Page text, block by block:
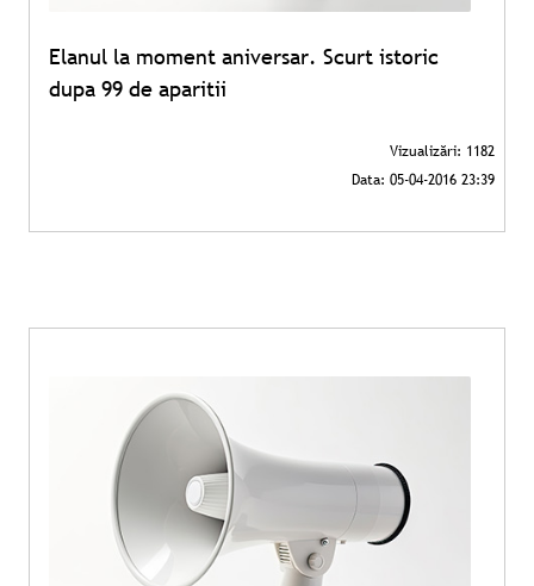
Elanul la moment aniversar. Scurt istoric
dupa 99 de aparitii